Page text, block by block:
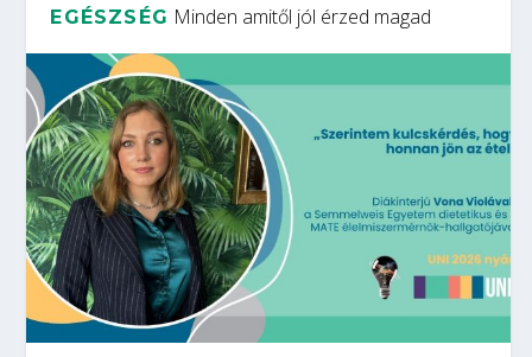
EGÉSZSÉG Minden amitől jól érzed magad